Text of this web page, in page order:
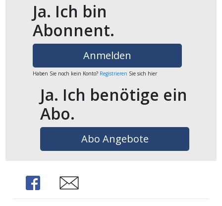
Ja. Ich bin
Abonnent.
Anmelden
Haben Sie noch kein Konto? Registrieren Sie sich hier
Ja. Ich benötige ein
Abo.
Abo Angebote
Share Share